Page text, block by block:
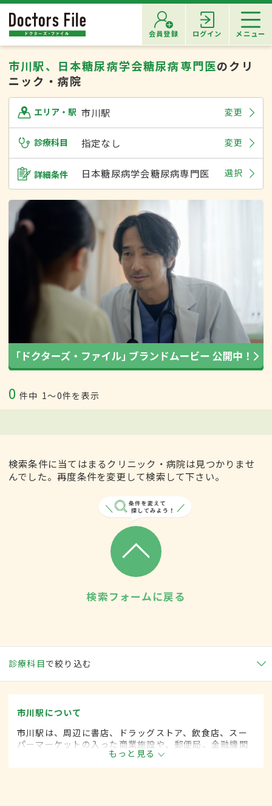
会員登録 ログイン メニュー
市川駅、日本糖尿病学会糖尿病専門医のクリ
ニック・病院
エリア・駅 市川駅 変更
診療科目 指定なし 変更
詳細条件 日本糖尿病学会糖尿病専門医 選択
0 件中 1〜0件を表示
検索条件に当てはまるクリニック・病院は見つかりませ
んでした。再度条件を変更して検索して下さい。
検索フォームに戻る
診療科目で絞り込む
市川駅について
市川駅は、周辺に書店、ドラッグストア、飲食店、スー
パーマーケットの入った商業施設や、郵便局、金融機関
等が並んでいる。駅を外れると静かな住宅街が広がり、
ファミリー層も多く居住している。1日の乗者数は約6万
もっと見る